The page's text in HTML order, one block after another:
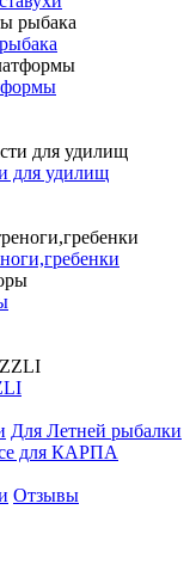
для удилищ
Для Летней рыбалки
для КАРПА
Отзывы